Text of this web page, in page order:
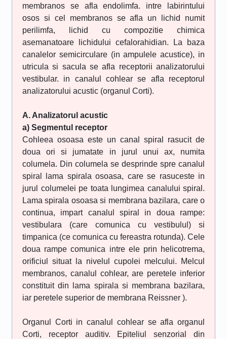
membranos se afla endolimfa. intre labirintului
osos si cel membranos se afla un lichid numit
perilimfa, lichid cu compozitie chimica
asemanatoare lichidului cefalorahidian. La baza
canalelor semicirculare (in ampulele acustice), in
utricula si sacula se afla receptorii analizatorului
vestibular. in canalul cohlear se afla receptorul
analizatorului acustic (organul Corti).
A. Analizatorul acustic
a) Segmentul receptor
Cohleea osoasa este un canal spiral rasucit de
doua ori si jumatate in jurul unui ax, numita
columela. Din columela se desprinde spre canalul
spiral lama spirala osoasa, care se rasuceste in
jurul columelei pe toata lungimea canalului spiral.
Lama spirala osoasa si membrana bazilara, care o
continua, impart canalul spiral in doua rampe:
vestibulara (care comunica cu vestibulul) si
timpanica (ce comunica cu fereastra rotunda). Cele
doua rampe comunica intre ele prin helicotrema,
orificiul situat la nivelul cupolei melcului. Melcul
membranos, canalul cohlear, are peretele inferior
constituit din lama spirala si membrana bazilara,
iar peretele superior de membrana Reissner ).
Organul Corti in canalul cohlear se afla organul
Corti, receptor auditiv. Epiteliul senzorial din